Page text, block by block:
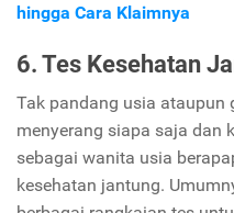
hingga Cara Klaimnya
6. Tes Kesehatan
Tak pandang usia ataupun
menyerang siapa saja dan
sebagai wanita usia
kesehatan jantung.